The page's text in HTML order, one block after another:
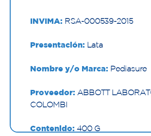
INVIMA: RSA-000539-2015
Presentación: Lata
Nombre y/o Marca: Pediasure
Proveedor: ABBOTT
COLOMBI
Contenido: 400 G